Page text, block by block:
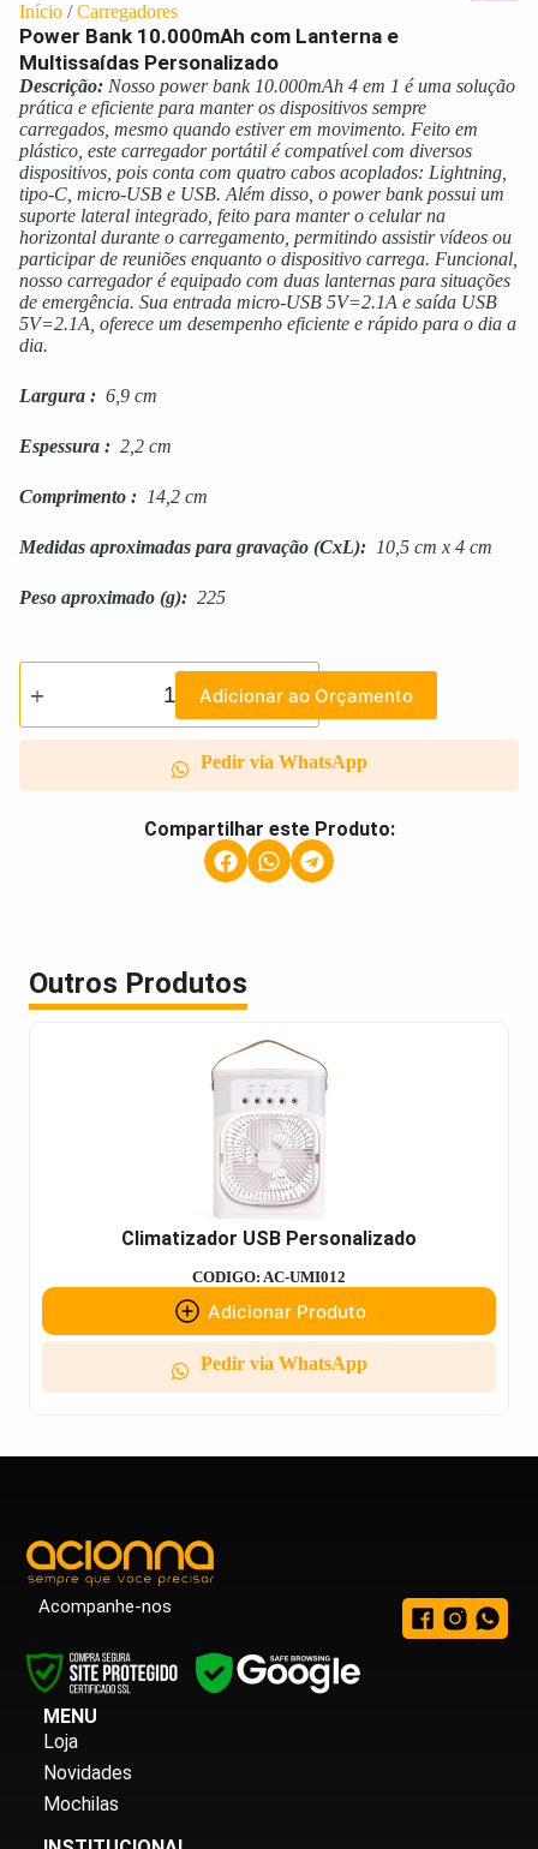
Início /Carregadores
Power Bank 10.000mAh com Lanterna e
Multissaídas Personalizado
Descrição: Nosso power bank 10.000mAh 4 em 1 é uma solução
prática e eficiente para manter os dispositivos sempre
carregados, mesmo quando estiver em movimento. Feito em
plástico, este carregador portátil é compatível com diversos
dispositivos, pois conta com quatro cabos acoplados: Lightning,
tipo-C, micro-USB e USB. Além disso, o power bank possui um
suporte lateral integrado, feito para manter o celular na
horizontal durante o carregamento, permitindo assistir vídeos ou
participar de reuniões enquanto o dispositivo carrega. Funcional,
nosso carregador é equipado com duas lanternas para situações
de emergência. Sua entrada micro-USB 5V=2.1A e saída USB
5V=2.1A, oferece um desempenho eficiente e rápido para o dia a
dia.
Largura : 6,9 cm
Espessura : 2,2 cm
Comprimento : 14,2 cm
Medidas aproximadas para gravação (CxL): 10,5 cm x 4 cm
Peso aproximado (g): 225
Adicionar ao Orçamento
Pedir via WhatsApp
Compartilhar este Produto:
Outros Produtos
Climatizador USB Personalizado
CODIGO: AC-UMI012
Adicionar Produto
Pedir via WhatsApp
Acompanhe-nos
MENU
Loja
Novidades
Mochilas